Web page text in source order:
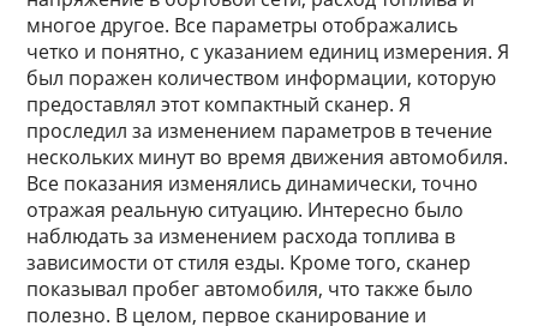
многое другое. Все параметры отображались
четко и понятно, с указанием единиц измерения. Я
был поражен количеством информации, которую
предоставлял этот компактный сканер. Я
проследил за изменением параметров в течение
нескольких минут во время движения автомобиля.
Все показания изменялись динамически, точно
отражая реальную ситуацию. Интересно было
наблюдать за изменением расхода топлива в
зависимости от стиля езды. Кроме того, сканер
показывал пробег автомобиля, что также было
полезно. В целом, первое сканирование и